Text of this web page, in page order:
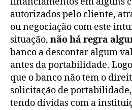
autorizados pelo cliente,
ou negociação com este
situação, não há regra
banco a descontar algum
antes da portabilidade.
que o banco não tem o
solicitação de
tendo dívidas com a